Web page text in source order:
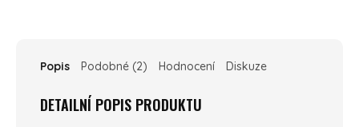
Popis Podobné (2) Hodnocení Diskuze
DETAILNÍ POPIS PRODUKTU